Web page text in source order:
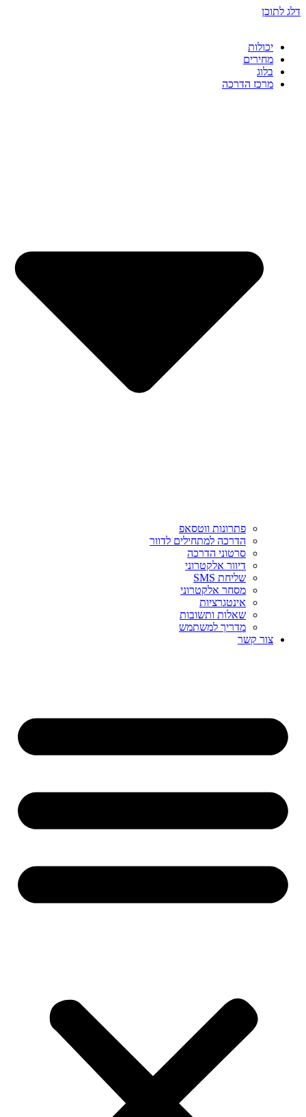
דלג לתוכן
יכולות
מחירים
בלוג
מרכז הדרכה
פתרונות ווטסאפ
הדרכה למתחילים לדוור
סרטוני הדרכה
דיוור אלקטרוני
שליחת SMS
מסחר אלקטרוני
אינטגרציות
שאלות ותשובות
מדריך למשתמש
צור קשר